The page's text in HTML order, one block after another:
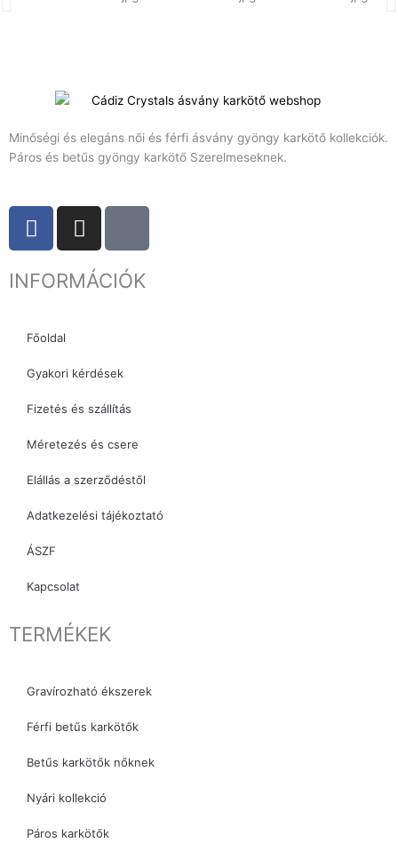
Minőségi és elegáns női és férfi ásvány gyöngy karkötő kollekciók.
Páros és betűs gyöngy karkötő Szerelmeseknek.
F
a
e
o
o
k
I
n
t
a
t
INFORMÁCIÓK
Főoldal
Gyakori kérdések
Fizetés és szállítás
Méretezés és csere
Elállás a szerződéstől
Adatkezelési tájékoztató
ÁSZF
Kapcsolat
TERMÉKEK
Gravírozható ékszerek
Férfi betűs karkötők
Betűs karkötők nőknek
Nyári kollekció
Páros karkötők